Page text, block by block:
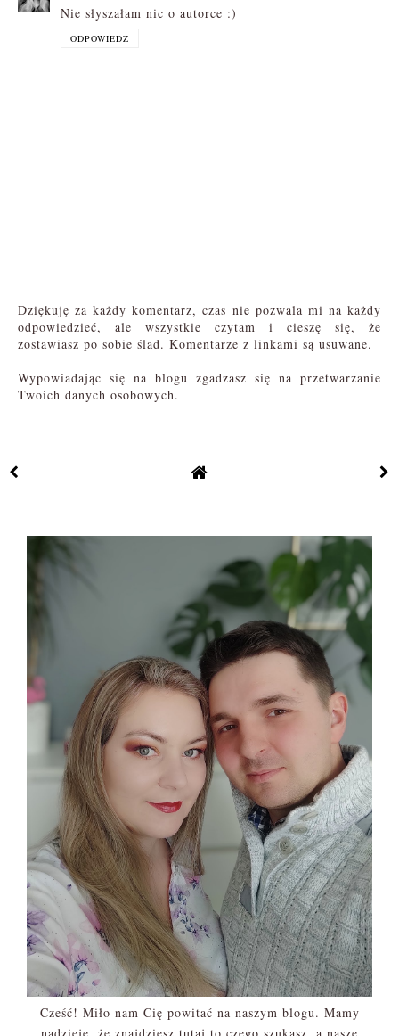
Nie słyszałam nic o autorce :)
ODPOWIEDZ
Dziękuję za każdy komentarz, czas nie pozwala mi na każdy
odpowiedzieć, ale wszystkie czytam i cieszę się, że
zostawiasz po sobie ślad. Komentarze z linkami są usuwane.
Wypowiadając się na blogu zgadzasz się na przetwarzanie
Twoich danych osobowych.
Cześć! Miło nam Cię powitać na naszym blogu. Mamy